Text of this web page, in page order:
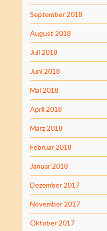
September 2018
August 2018
Juli 2018
Juni 2018
Mai 2018
April 2018
März 2018
Februar 2018
Januar 2018
Dezember 2017
November 2017
Oktober 2017